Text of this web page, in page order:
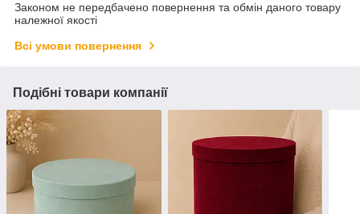
Законом не передбачено повернення та обмін даного товару
належної якості
Всі умови повернення
Подібні товари компанії